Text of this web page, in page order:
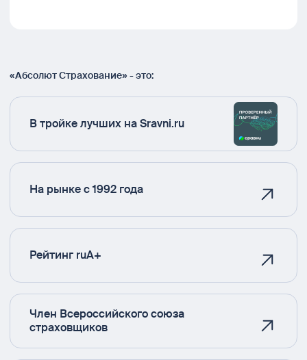
«Абсолют Страхование» - это:
В тройке лучших на Sravni.ru
На рынке с 1992 года
Рейтинг ruA+
Член Всероссийского союза
страховщиков